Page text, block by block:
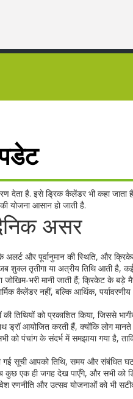
देता है. इसेड्रिक कैलेंडरभी कहा जाता
योजना आसान हो जाती है.
असर
अलर्ट और पूर्वानुमान की स्थिति, और
शुक्ल तृतीगा या अत्रीय तिथि आती है,
जोखिम‑भरी मानी जाती हैं; क्रिकेट के बड़े
कैलेंडर नहीं, बल्कि आर्थिक,
तिथियों को प्रकाशित किया, जिससे
ड्रॉ आयोजित करती हैं, क्योंकि लोग मानते
को पंचांग के संदर्भ में समझाया गया है,
गई सूची आपको तिथि, समय और संबंधित
कुछ एक ही जगह देख पाएँगे, और सभी को
रणनीति और उत्सव योजनाओं को भी